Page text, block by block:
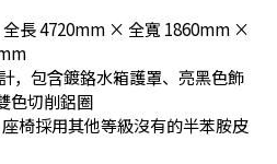
長 4720mm × 全寬 1860mm ×
，包含鍍鉻水箱護罩、亮黑色飾
色切削鋁圈
椅採用其他等級沒有的半苯胺皮